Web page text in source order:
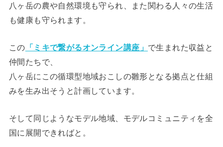
八ヶ岳の農や自然環境も守られ、また関わる人々の生活
も健康も守られます。
この 「ミキで繋がるオンライン講座」 で生まれた収益と
仲間たちで、
八ヶ岳にこの循環型地域おこしの雛形となる拠点と仕組
みを生み出そうと計画しています。
そして同じようなモデル地域、モデルコミュニティを全
国に展開できればと。